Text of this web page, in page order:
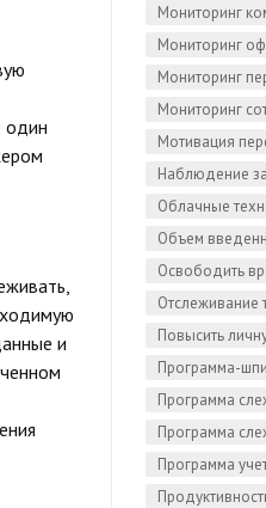
один
и
Мониторинг
Мониторинг
Мониторинг
Мониторинг
Мотивация
Наблюдение
Облачные
Объем
Освободить
Отслеживание
Повысить
Программа-
Программа
Программа
Linux
Программа